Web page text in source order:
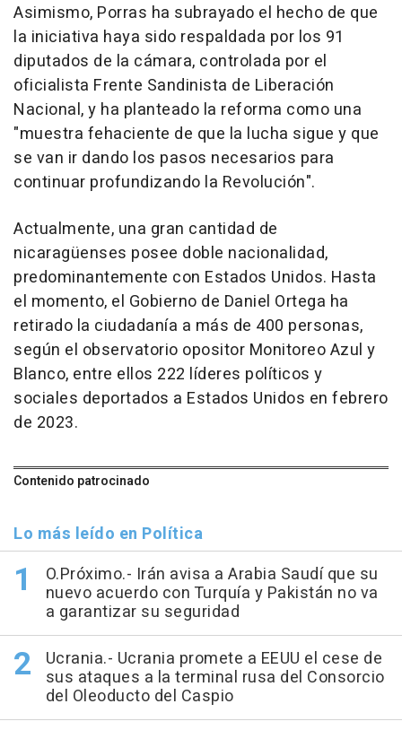
Asimismo, Porras ha subrayado el hecho de que
la iniciativa haya sido respaldada por los 91
diputados de la cámara, controlada por el
oficialista Frente Sandinista de Liberación
Nacional, y ha planteado la reforma como una
"muestra fehaciente de que la lucha sigue y que
se van ir dando los pasos necesarios para
continuar profundizando la Revolución".
Actualmente, una gran cantidad de
nicaragüenses posee doble nacionalidad,
predominantemente con Estados Unidos. Hasta
el momento, el Gobierno de Daniel Ortega ha
retirado la ciudadanía a más de 400 personas,
según el observatorio opositor Monitoreo Azul y
Blanco, entre ellos 222 líderes políticos y
sociales deportados a Estados Unidos en febrero
de 2023.
Contenido patrocinado
Lo más leído en Política
O.Próximo.- Irán avisa a Arabia Saudí que su
nuevo acuerdo con Turquía y Pakistán no va
a garantizar su seguridad
Ucrania.- Ucrania promete a EEUU el cese de
sus ataques a la terminal rusa del Consorcio
del Oleoducto del Caspio